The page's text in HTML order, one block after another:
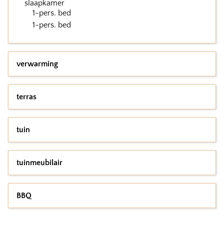
slaapkamer
1-pers. bed
1-pers. bed
verwarming
terras
tuin
tuinmeubilair
BBQ